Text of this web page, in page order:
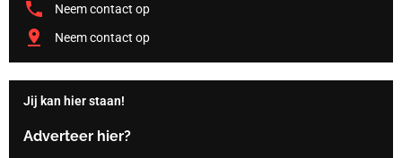
Neem contact op
Neem contact op
Jij kan hier staan!
Adverteer hier?